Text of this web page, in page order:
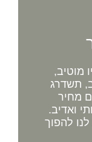
מוטיב,
תשדרג
מחיר
ואדיב.
להפוך